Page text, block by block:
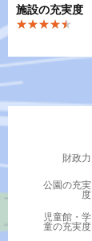
施設の充実度
★★★★★
★★★★★
児童館・学
童の充実度
公園の充実
度
財政力